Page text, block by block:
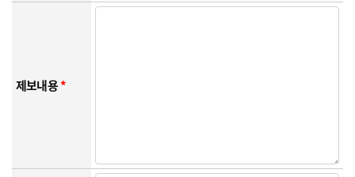
제보내용*